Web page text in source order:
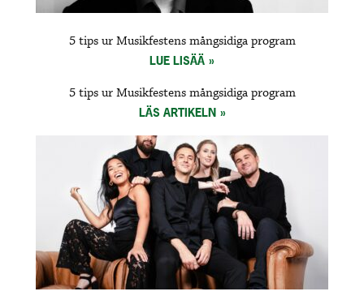
5 tips ur Musikfestens mångsidiga program
LUE LISÄÄ
5 tips ur Musikfestens mångsidiga program
LÄS ARTIKELN